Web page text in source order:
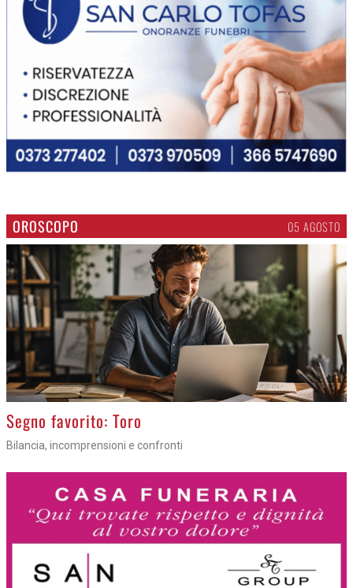
OROSCOPO 05 AGOSTO
>
Segno favorito: Toro
Bilancia, incomprensioni e confronti